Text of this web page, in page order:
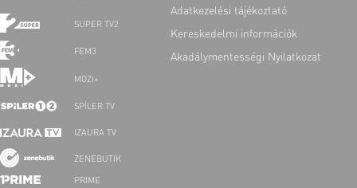
SUPER TV2
FEM3
MOZI+
SPÍLER TV
IZAURA TV
ZENEBUTIK
PRIME
Adatkezelési tájékoztató
Kereskedelmi információk
Akadálymentességi Nyilatkozat